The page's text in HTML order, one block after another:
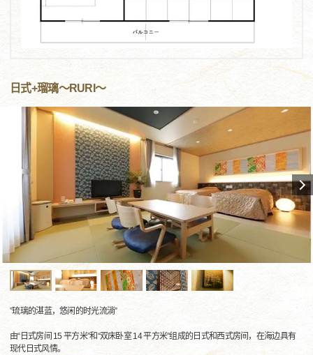
日式+瑠璃～RURI～
”琉璃的湛蓝，悠闲的时光流淌”
由“日式房间 15 平方米”和“双床卧室 14 平方米”组成的日式和西式房间，在海边具有
现代日式风情。